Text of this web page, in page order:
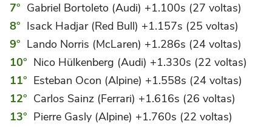
Gabriel Bortoleto (Audi) +1.100s (27 voltas)
Isack Hadjar (Red Bull) +1.157s (25 voltas)
Lando Norris (McLaren) +1.286s (24 voltas)
Nico Hülkenberg (Audi) +1.330s (22 voltas)
Esteban Ocon (Alpine) +1.558s (24 voltas)
Carlos Sainz (Ferrari) +1.616s (26 voltas)
Pierre Gasly (Alpine) +1.760s (22 voltas)